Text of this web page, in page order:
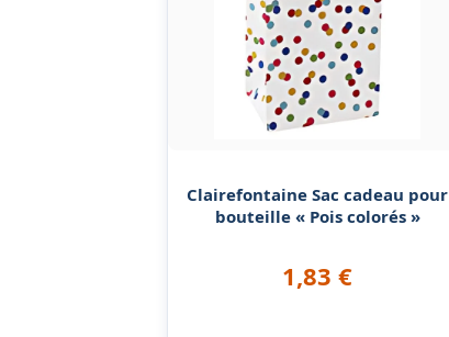
Clairefontaine Sac cadeau pour
bouteille « Pois colorés »
1,83 €